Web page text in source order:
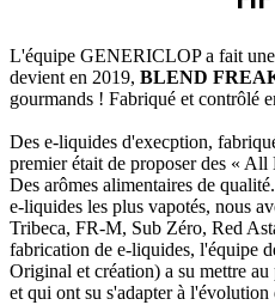
L'équipe GENERICLOP a fait
devient en 2019, BLEND
gourmands ! Fabriqué et contrôlé
Des e-liquides d'execption,
premier était de proposer des «
Des arômes alimentaires de
e-liquides les plus vapotés, nous
Tribeca, FR-M, Sub Zéro, Red
fabrication de e-liquides, l'équipe
Original et création) a su mettre
et qui ont su s'adapter à l'évolution